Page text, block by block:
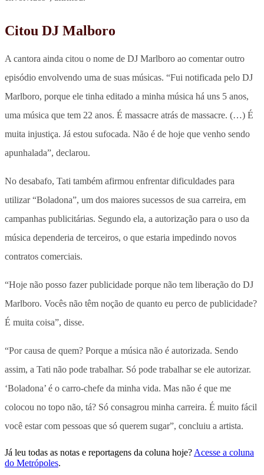
Citou DJ Malboro
A cantora ainda citou o nome de DJ Marlboro ao comentar outro
episódio envolvendo uma de suas músicas. “Fui notificada pelo DJ
Marlboro, porque ele tinha editado a minha música há uns 5 anos,
uma música que tem 22 anos. É massacre atrás de massacre. (…) É
muita injustiça. Já estou sufocada. Não é de hoje que venho sendo
apunhalada”, declarou.
No desabafo, Tati também afirmou enfrentar dificuldades para
utilizar “Boladona”, um dos maiores sucessos de sua carreira, em
campanhas publicitárias. Segundo ela, a autorização para o uso da
música dependeria de terceiros, o que estaria impedindo novos
contratos comerciais.
“Hoje não posso fazer publicidade porque não tem liberação do DJ
Marlboro. Vocês não têm noção de quanto eu perco de publicidade?
É muita coisa”, disse.
“Por causa de quem? Porque a música não é autorizada. Sendo
assim, a Tati não pode trabalhar. Só pode trabalhar se ele autorizar.
‘Boladona’ é o carro-chefe da minha vida. Mas não é que me
colocou no topo não, tá? Só consagrou minha carreira. É muito fácil
você estar com pessoas que só querem sugar”, concluiu a artista.
Já leu todas as notas e reportagens da coluna hoje? Acesse a coluna
do Metrópoles.